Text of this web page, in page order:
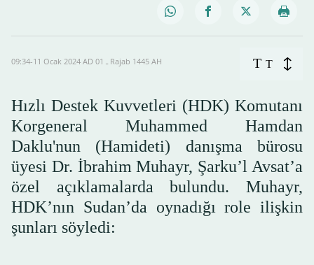
09:34-11 Ocak 2024 AD ـ 01 Rajab 1445 AH T T
Hızlı Destek Kuvvetleri (HDK) Komutanı
Korgeneral Muhammed Hamdan
Daklu'nun (Hamideti) danışma bürosu
üyesi Dr. İbrahim Muhayr, Şarku’l Avsat’a
özel açıklamalarda bulundu. Muhayr,
HDK’nın Sudan’da oynadığı role ilişkin
şunları söyledi: